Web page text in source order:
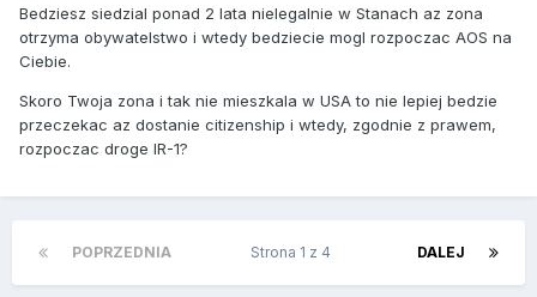
Bedziesz siedzial ponad 2 lata nielegalnie w Stanach az zona
otrzyma obywatelstwo i wtedy bedziecie mogl rozpoczac AOS na
Ciebie.
Skoro Twoja zona i tak nie mieszkala w USA to nie lepiej bedzie
przeczekac az dostanie citizenship i wtedy, zgodnie z prawem,
rozpoczac droge IR-1?
POPRZEDNIA DALEJ
Strona 1 z 4